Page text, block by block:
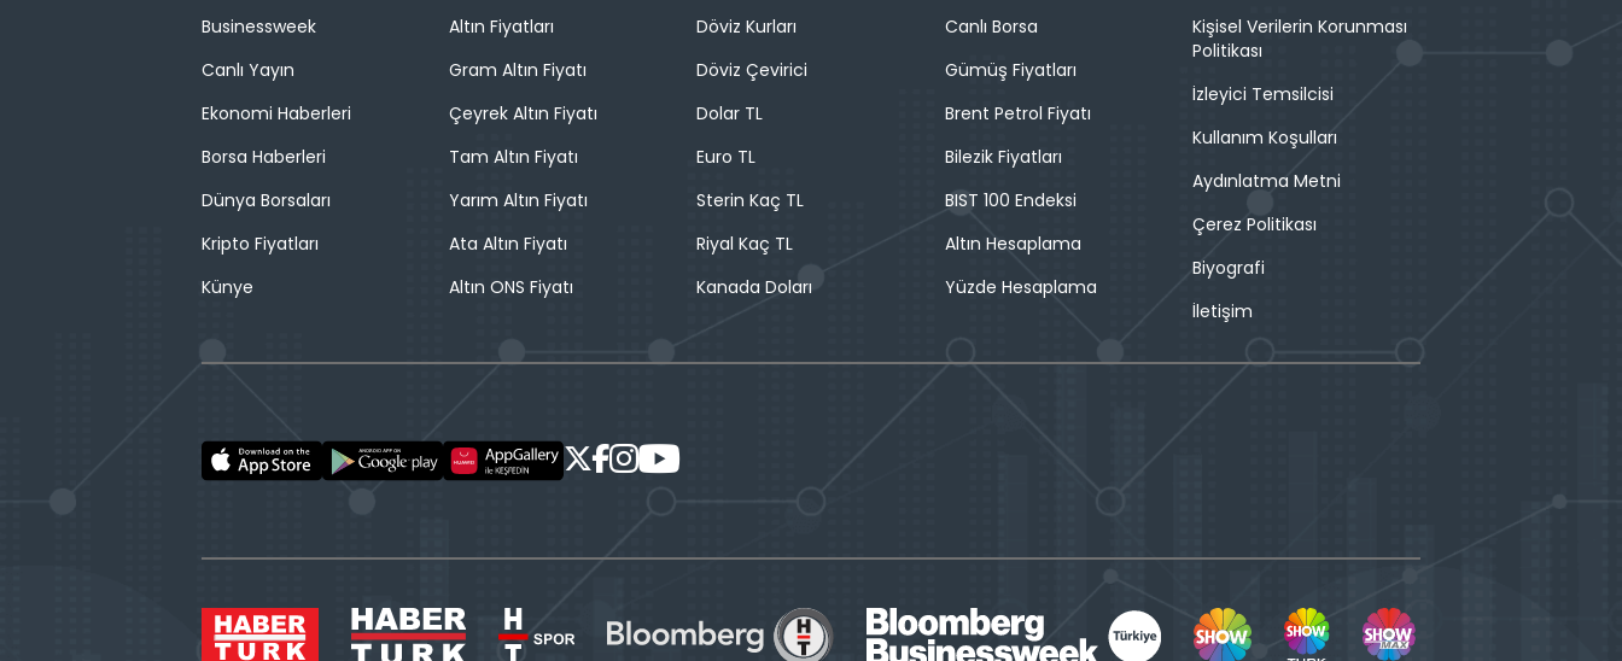
Businessweek
Canlı Yayın
Ekonomi Haberleri
Borsa Haberleri
Dünya Borsaları
Kripto Fiyatları
Künye
Altın Fiyatları
Gram Altın Fiyatı
Çeyrek Altın Fiyatı
Tam Altın Fiyatı
Yarım Altın Fiyatı
Ata Altın Fiyatı
Altın ONS Fiyatı
Döviz Kurları
Döviz Çevirici
Dolar TL
Euro TL
Sterin Kaç TL
Riyal Kaç TL
Kanada Doları
Canlı Borsa
Gümüş Fiyatları
Brent Petrol Fiyatı
Bilezik Fiyatları
BIST 100 Endeksi
Altın Hesaplama
Yüzde Hesaplama
Kişisel Verilerin Korunması
Politikası
İzleyici Temsilcisi
Kullanım Koşulları
Aydınlatma Metni
Çerez Politikası
Biyografi
İletişim